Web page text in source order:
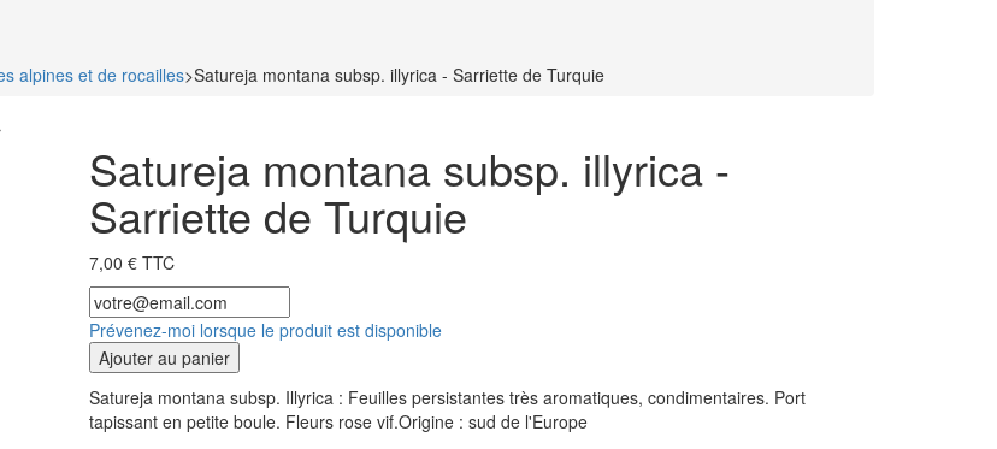
alpines et de rocailles>Satureja montana subsp. illyrica - Sarriette de Turquie
Satureja montana subsp. illyrica -
Sarriette de Turquie
7,00 € TTC
Prévenez-moi lorsque le produit est disponible
Ajouter au panier
Satureja montana subsp. Illyrica : Feuilles persistantes très aromatiques, condimentaires. Port
tapissant en petite boule. Fleurs rose vif.Origine : sud de l'Europe